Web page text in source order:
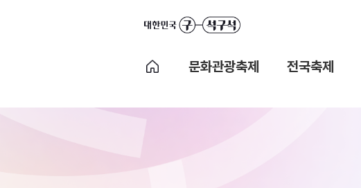
문화관광축제 전국축제